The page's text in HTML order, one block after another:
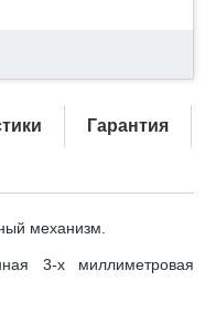
Гарантия
механизм.
3-х миллиметровая